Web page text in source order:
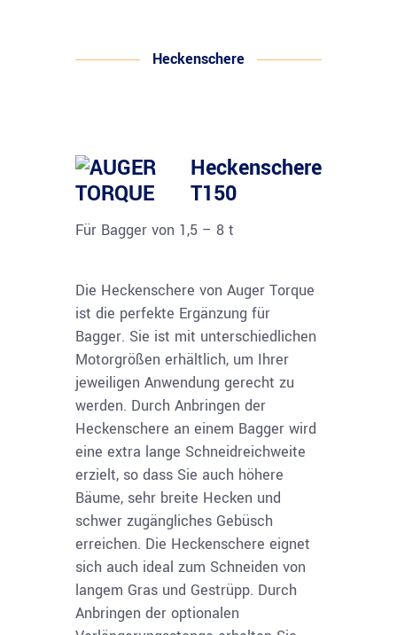
Heckenschere
Heckenschere
T150
Für Bagger von 1,5 – 8 t
Die Heckenschere von Auger Torque
ist die perfekte Ergänzung für
Bagger. Sie ist mit unterschiedlichen
Motorgrößen erhältlich, um Ihrer
jeweiligen Anwendung gerecht zu
werden. Durch Anbringen der
Heckenschere an einem Bagger wird
eine extra lange Schneidreichweite
erzielt, so dass Sie auch höhere
Bäume, sehr breite Hecken und
schwer zugängliches Gebüsch
erreichen. Die Heckenschere eignet
sich auch ideal zum Schneiden von
langem Gras und Gestrüpp. Durch
Anbringen der optionalen